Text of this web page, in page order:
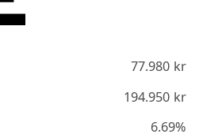
77.980kr
194.950kr
6.69%